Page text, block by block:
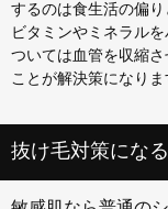
するのは食生活の偏
ビタミンやミネラル
ついては血管を収縮
ことが解決策になりま
抜け毛対策にな